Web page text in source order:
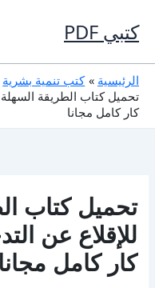
إلى
المحتوى
كتبي PDF
الرئيسية
كتب تنمية بشرية
كار كامل مجانا
تحميل كتاب
كار كامل مجانا